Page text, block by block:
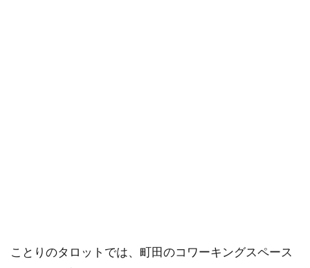
ことりのタロットでは、町田のコワーキングスペース